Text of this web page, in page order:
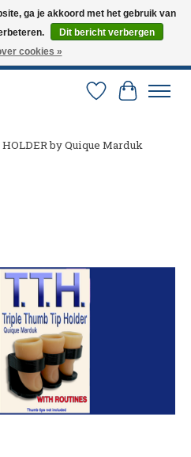
verzending via PostNL en DHL.
om een afspraak te maken. 0251-
Verlanglijst
by Quique Marduk
ga je akkoord met het gebruik van
Dit bericht verbergen
cookies »